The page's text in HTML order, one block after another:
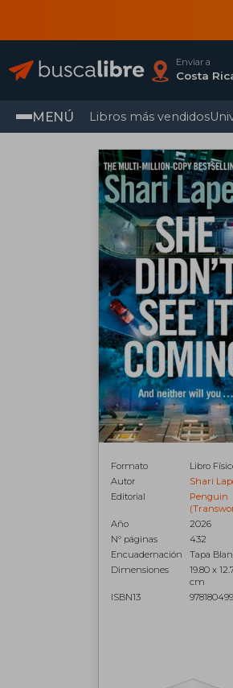
Enviar a
Costa
MENÚ Libros más vendidos
Formato
Libro
Autor
Shari
Editorial
Penguin
Año
2026
N° páginas
432
Encuadernación
Tapa
Dimensiones
19.80 x
cm
ISBN13